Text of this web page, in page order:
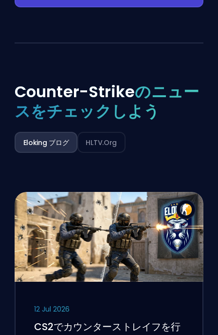
Counter-Strikeのニュー
スをチェックしよう
Eloking ブログ HLTV.org
12 Jul 2026
CS2でカウンターストレイフを行